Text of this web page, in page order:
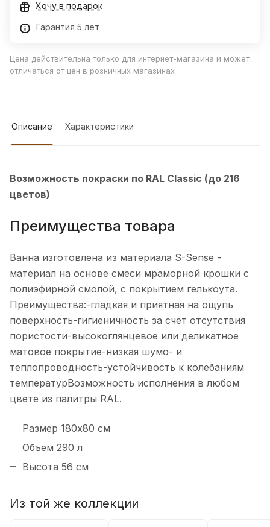
Хочу в подарок
Гарантия 5 лет
Цена действительна только для интернет-магазина и может
отличаться от цен в розничных магазинах
Описание Характеристики
Возможность покраски по RAL Classic (до 216
цветов)
Преимущества товара
Ванна изготовлена из материала S-Sense -
материал на основе смеси мраморной крошки с
полиэфирной смолой, с покрытием гелькоута.
Преимущества:-гладкая и приятная на ощупь
поверхность-гигиеничность за счет отсутствия
пористости-высокоглянцевое или деликатное
матовое покрытие-низкая шумо- и
теплопроводность-устойчивость к колебаниям
температурВозможность исполнения в любом
цвете из палитры RAL.
Размер 180x80 см
Объем 290 л
Высота 56 см
Из той же коллекции